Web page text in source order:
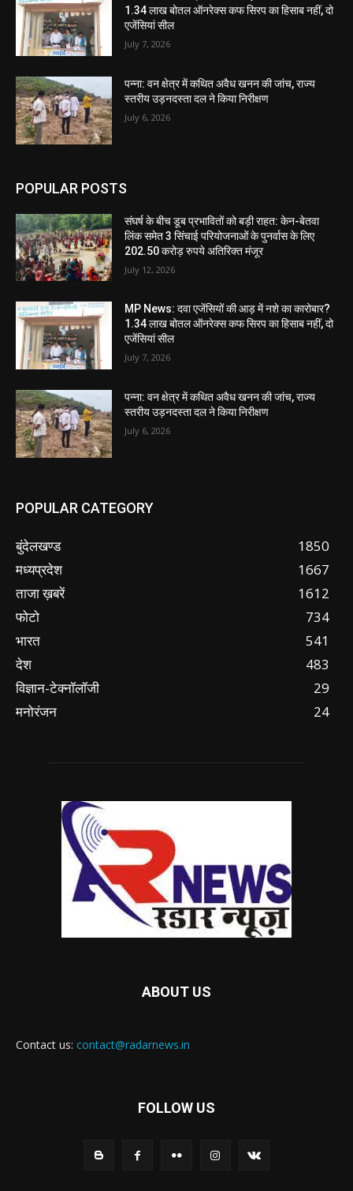
1.34 लाख बोतल ऑनरेक्स कफ सिरप का हिसाब नहीं, दो
एजेंसियां सील
July 7, 2026
पन्ना: वन क्षेत्र में कथित अवैध खनन की जांच, राज्य
स्तरीय उड़नदस्ता दल ने किया निरीक्षण
July 6, 2026
POPULAR POSTS
संघर्ष के बीच डूब प्रभावितों को बड़ी राहत: केन-बेतवा
लिंक समेत 3 सिंचाई परियोजनाओं के पुनर्वास के लिए
202.50 करोड़ रुपये अतिरिक्त मंजूर
July 12, 2026
MP News: दवा एजेंसियों की आड़ में नशे का कारोबार?
1.34 लाख बोतल ऑनरेक्स कफ सिरप का हिसाब नहीं, दो
एजेंसियां सील
July 7, 2026
पन्ना: वन क्षेत्र में कथित अवैध खनन की जांच, राज्य
स्तरीय उड़नदस्ता दल ने किया निरीक्षण
July 6, 2026
POPULAR CATEGORY
बुंदेलखण्ड
1850
मध्यप्रदेश
1667
ताजा ख़बरें
1612
फोटो
734
भारत
541
देश
483
विज्ञान-टेक्नॉलॉजी
29
मनोरंजन
24
ABOUT US
Contact us: contact@radarnews.in
FOLLOW US